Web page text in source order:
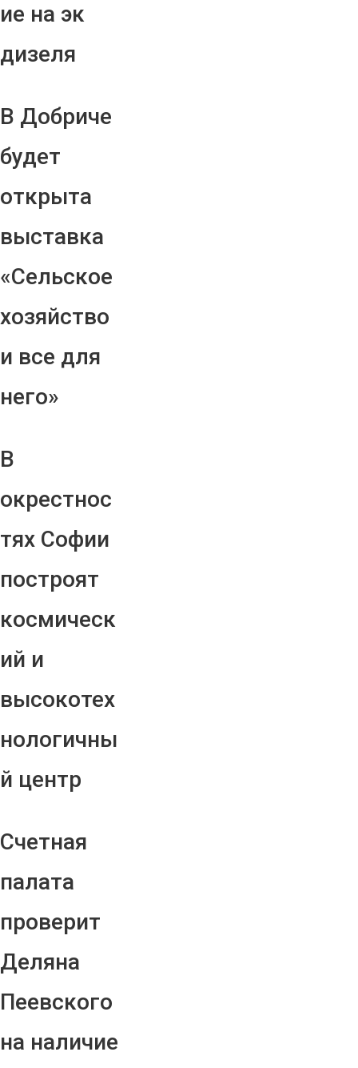
ие на эк
дизеля
В Добриче
будет
открыта
выставка
«Сельское
хозяйство
и все для
него»
В
окрестнос
тях Софии
построят
космическ
ий и
высокотех
нологичны
й центр
Счетная
палата
проверит
Деляна
Пеевского
на наличие